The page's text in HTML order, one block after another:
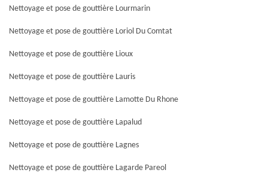
Nettoyage et pose de gouttière Lourmarin
Nettoyage et pose de gouttière Loriol Du Comtat
Nettoyage et pose de gouttière Lioux
Nettoyage et pose de gouttière Lauris
Nettoyage et pose de gouttière Lamotte Du Rhone
Nettoyage et pose de gouttière Lapalud
Nettoyage et pose de gouttière Lagnes
Nettoyage et pose de gouttière Lagarde Pareol